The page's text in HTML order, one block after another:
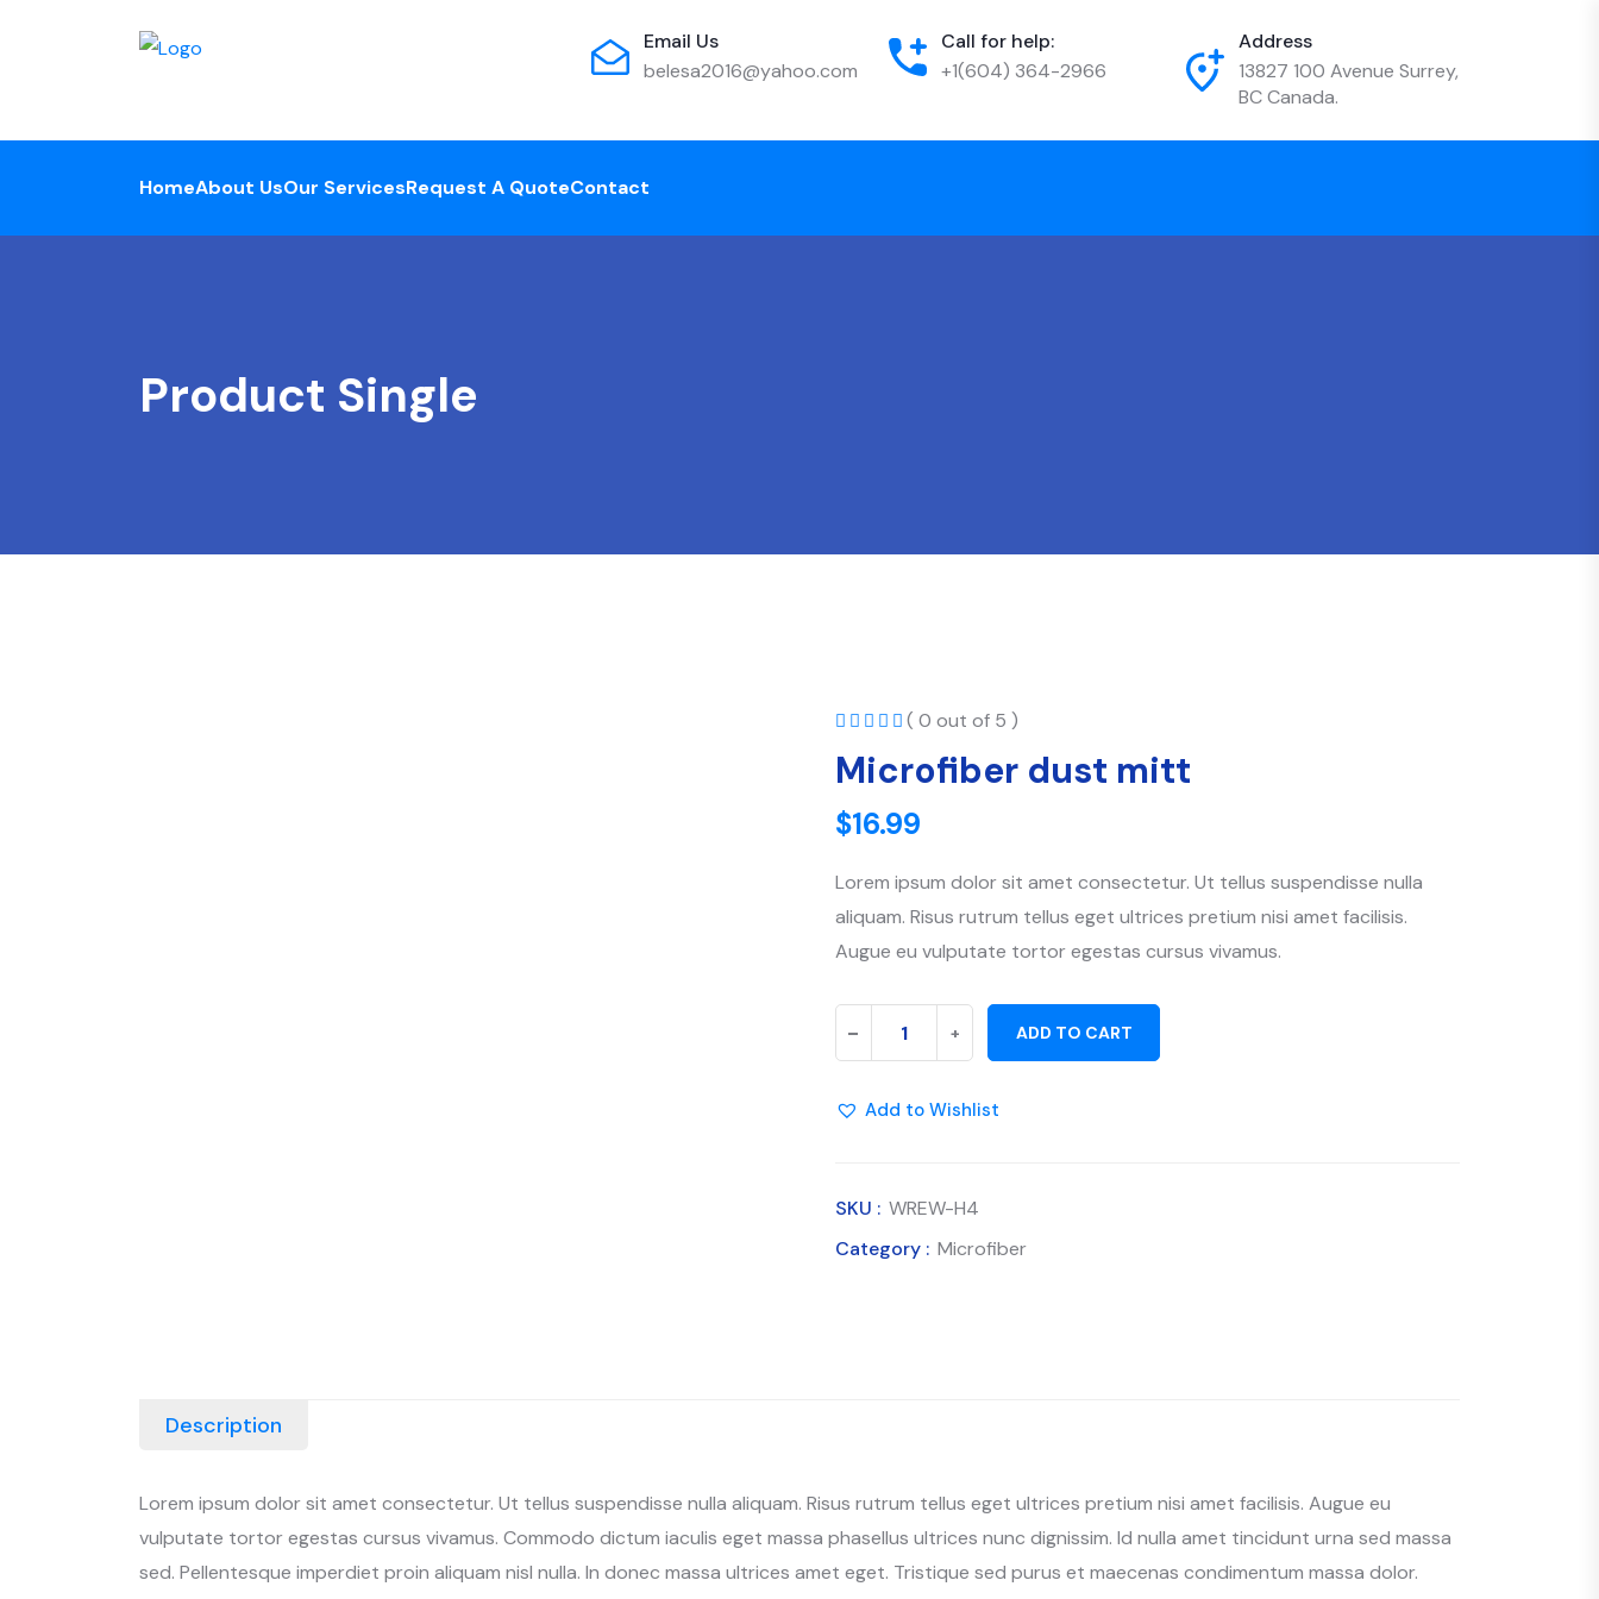
Email Us
belesa2016@yahoo.com
Call for help:
+1(604) 364-2966
Address
13827 100 Avenue Surrey,
BC Canada.
HomeAbout UsOur ServicesRequest A QuoteContact
Product Single
( 0 out of 5 )
Microfiber dust mitt
$16.99
Lorem ipsum dolor sit amet consectetur. Ut tellus suspendisse nulla
aliquam. Risus rutrum tellus eget ultrices pretium nisi amet facilisis.
Augue eu vulputate tortor egestas cursus vivamus.
dust
quantity
- + ADD TO CART
Add to Wishlist
SKU : WREW-H4
Category : Microfiber
Description
Lorem ipsum dolor sit amet consectetur. Ut tellus suspendisse nulla aliquam. Risus rutrum tellus eget ultrices pretium nisi amet facilisis. Augue eu
vulputate tortor egestas cursus vivamus. Commodo dictum iaculis eget massa phasellus ultrices nunc dignissim. Id nulla amet tincidunt urna sed massa
sed. Pellentesque imperdiet proin aliquam nisl nulla. In donec massa ultrices amet eget. Tristique sed purus et maecenas condimentum massa dolor.